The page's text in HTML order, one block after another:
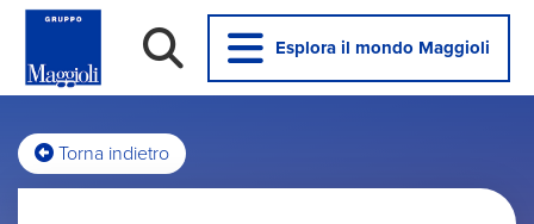
Esplora il mondo Maggioli
Torna indietro